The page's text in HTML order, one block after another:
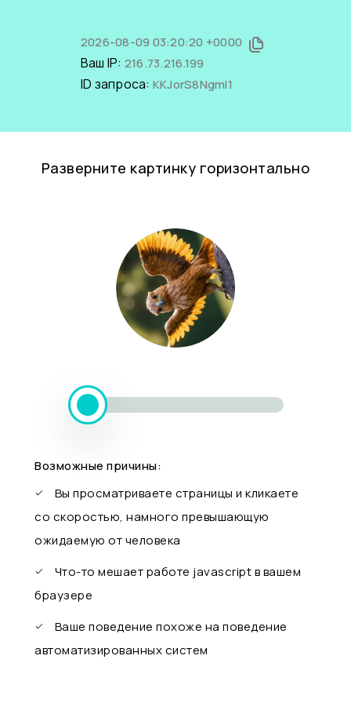
2026-08-09 03:20:20 +0000
Ваш IP: 216.73.216.199
ID запроса: KKJorS8NgmI1
Разверните картинку горизонтально
Возможные причины:
Вы просматриваете страницы и кликаете
со скоростью, намного превышающую
ожидаемую от человека
Что-то мешает работе javascript в вашем
браузере
Ваше поведение похоже на поведение
автоматизированных систем